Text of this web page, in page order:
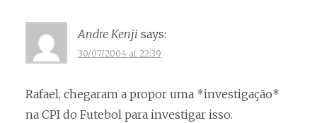
Andre Kenji says:
30/07/2004 at 22:39
Rafael, chegaram a propor uma *investigação*
na CPI do Futebol para investigar isso.